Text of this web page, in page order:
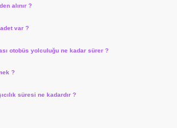
alınır ?
adet var ?
otobüs yolculuğu ne kadar sürer ?
?
süresi ne kadardır ?